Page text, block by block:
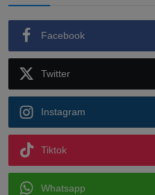
Facebook
Twitter
Instagram
Tiktok
Whatsapp